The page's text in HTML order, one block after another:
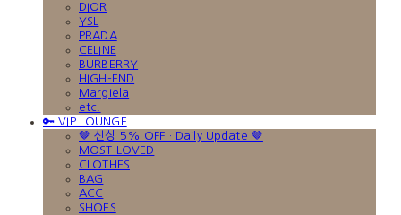
DIOR
YSL
PRADA
CELINE
BURBERRY
HIGH-END
Margiela
etc.
🔑 VIP LOUNGE
🤎 신상 5% OFF · Daily Update 🤎
MOST LOVED
CLOTHES
BAG
ACC
SHOES